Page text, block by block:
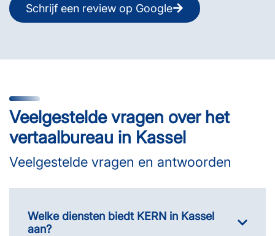
Schrijf een review op Google
Veelgestelde vragen over het
vertaalbureau in Kassel
Veelgestelde vragen en antwoorden
Welke diensten biedt KERN in Kassel
aan?